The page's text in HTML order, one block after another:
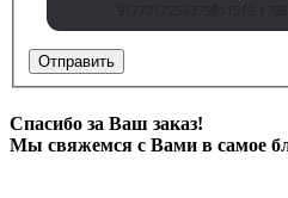
Отправить
Спасибо за Ваш заказ!
Мы свяжемся с Вами в самое